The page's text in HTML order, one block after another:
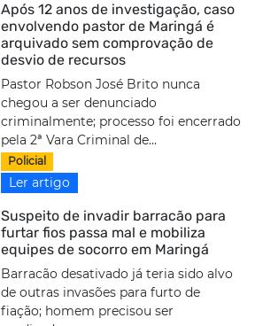
Após 12 anos de investigação, caso
envolvendo pastor de Maringá é
arquivado sem comprovação de
desvio de recursos
Pastor Robson José Brito nunca
chegou a ser denunciado
criminalmente; processo foi encerrado
pela 2ª Vara Criminal de...
Policial
Ler artigo
Suspeito de invadir barracão para
furtar fios passa mal e mobiliza
equipes de socorro em Maringá
Barracão desativado já teria sido alvo
de outras invasões para furto de
fiação; homem precisou ser